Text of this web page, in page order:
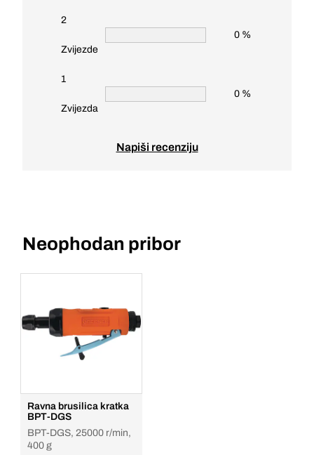
2
Zvijezde
0 %
1
Zvijezda
0 %
Napiši recenziju
Neophodan pribor
Ravna brusilica kratka
BPT-DGS
BPT-DGS, 25000 r/min,
400 g